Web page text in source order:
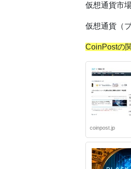
仮想通貨市
仮想通貨（
CoinPostの
coinpost.jp